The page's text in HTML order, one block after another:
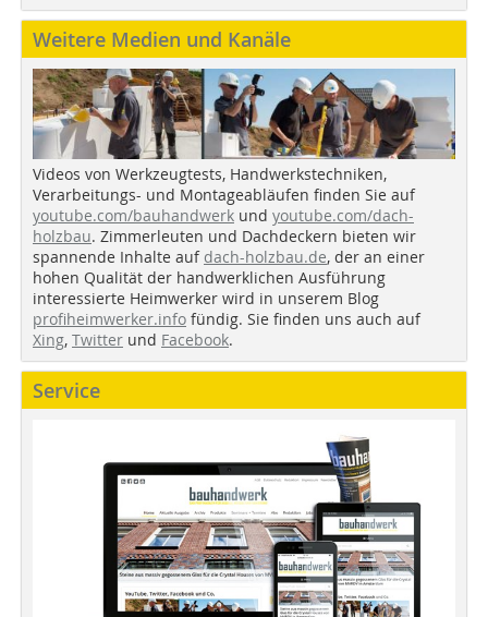
Weitere Medien und Kanäle
Videos von Werkzeugtests, Handwerkstechniken,
Verarbeitungs- und Montageabläufen finden Sie auf
youtube.com/bauhandwerk und youtube.com/dach-
holzbau. Zimmerleuten und Dachdeckern bieten wir
spannende Inhalte auf dach-holzbau.de, der an einer
hohen Qualität der handwerklichen Ausführung
interessierte Heimwerker wird in unserem Blog
profiheimwerker.info fündig. Sie finden uns auch auf
Xing, Twitter und Facebook.
Service